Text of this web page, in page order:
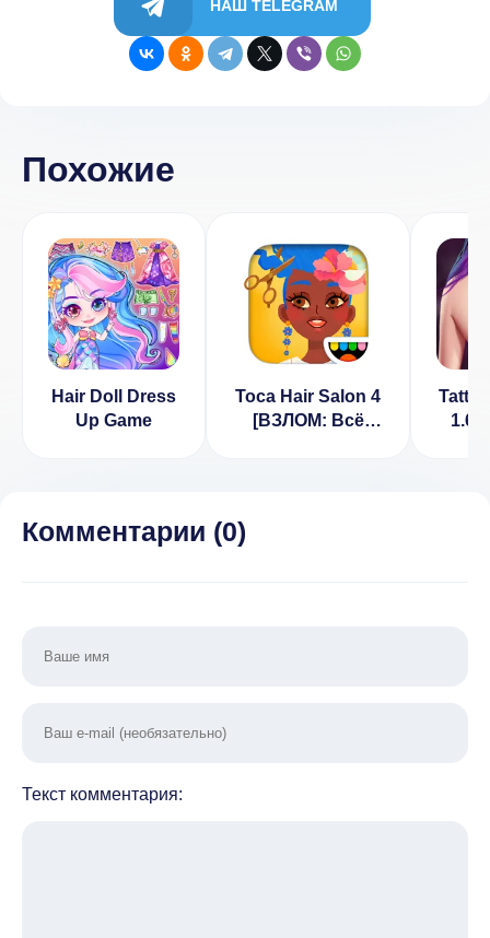
НАШ TELEGRAM
Похожие
Hair Doll Dress
Up Game
Toca Hair Salon 4
[ВЗЛОМ: Всё
1.6
Комментарии (0)
Текст комментария: